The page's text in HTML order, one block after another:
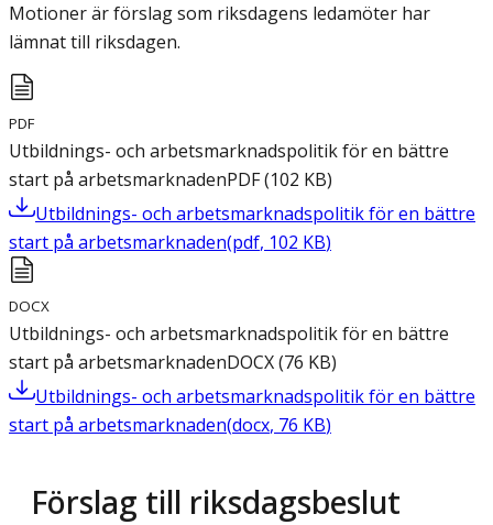
Motioner är förslag som riksdagens ledamöter har
lämnat till riksdagen.
PDF
Utbildnings- och arbetsmarknadspolitik för en bättre
start på arbetsmarknadenPDF(102 KB)
Utbildnings- och arbetsmarknadspolitik för en bättre
start på arbetsmarknaden(pdf, 102 KB)
DOCX
Utbildnings- och arbetsmarknadspolitik för en bättre
start på arbetsmarknadenDOCX(76 KB)
Utbildnings- och arbetsmarknadspolitik för en bättre
start på arbetsmarknaden(docx, 76 KB)
Förslag till riksdagsbeslut